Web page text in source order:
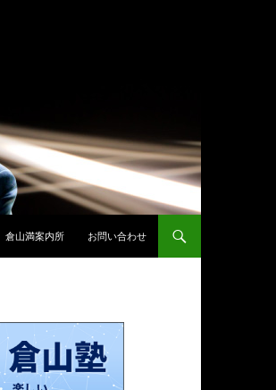
倉山満案内所 お問い合わせ